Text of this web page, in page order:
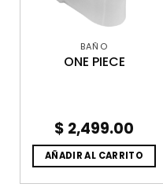
BAÑO
ONE PIECE
$ 2,499.00
AÑADIR AL CARRITO